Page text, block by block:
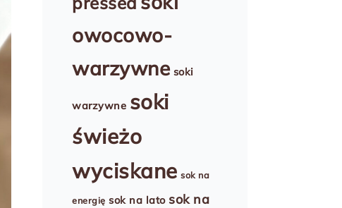
owocowo-
warzywne soki
warzywne soki
świeżo
wyciskane sok na
energię sok na lato sok na